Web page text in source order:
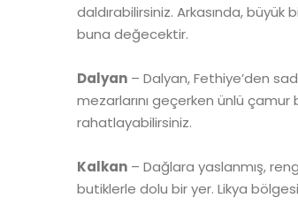
daldırabilirsiniz. Arkasında,
buna değecektir.
Dalyan – Dalyan, Fethiye’den
mezarlarını geçerken ünlü
rahatlayabilirsiniz.
Kalkan – Dağlara yaslanmış,
butiklerle dolu bir yer. Likya